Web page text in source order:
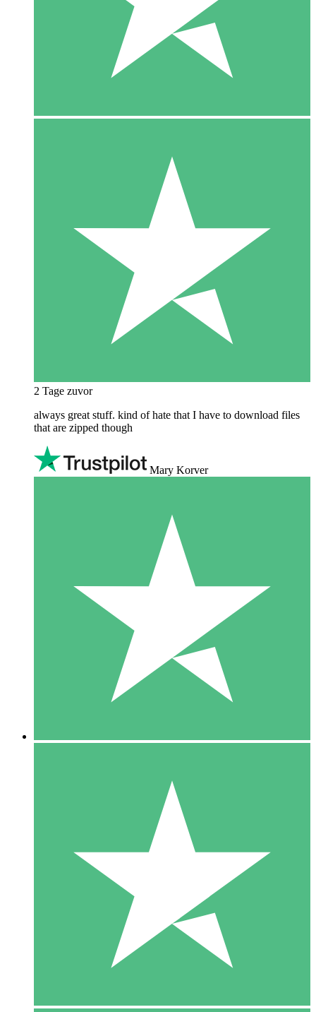
2 Tage zuvor
always great stuff. kind of hate that I have to download files
that are zipped though
Mary Korver